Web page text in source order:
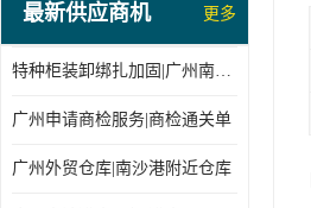
最新供应商机 更多
特种柜装卸绑扎加固|广州南沙仓库装卸
广州申请商检服务|商检通关单
广州外贸仓库|南沙港附近仓库